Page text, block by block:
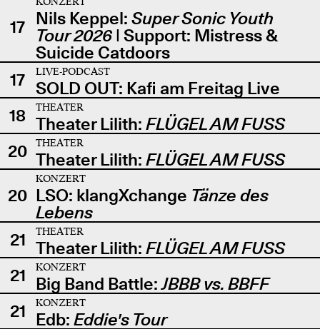
17 Nils Keppel: Super Sonic Youth
Tour 2026| Support: Mistress &
Suicide Catdoors
17
LIVE-PODCAST
SOLD OUT: Kafi am Freitag Live
18
THEATER
Theater Lilith: FLÜGEL AM FUSS
20
THEATER
Theater Lilith: FLÜGEL AM FUSS
20
KONZERT
LSO: klangXchange Tänze des
Lebens
21
THEATER
Theater Lilith: FLÜGEL AM FUSS
21
KONZERT
Big Band Battle:JBBB vs. BBFF
21
KONZERT
Edb: Eddie's Tour